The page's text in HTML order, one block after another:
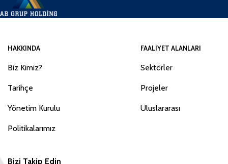
HAKKINDA
Biz Kimiz?
Tarihçe
Yönetim Kurulu
Politikalarımız
FAALIYET ALANLARI
Sektörler
Projeler
Uluslararası
Bizi Takip Edin